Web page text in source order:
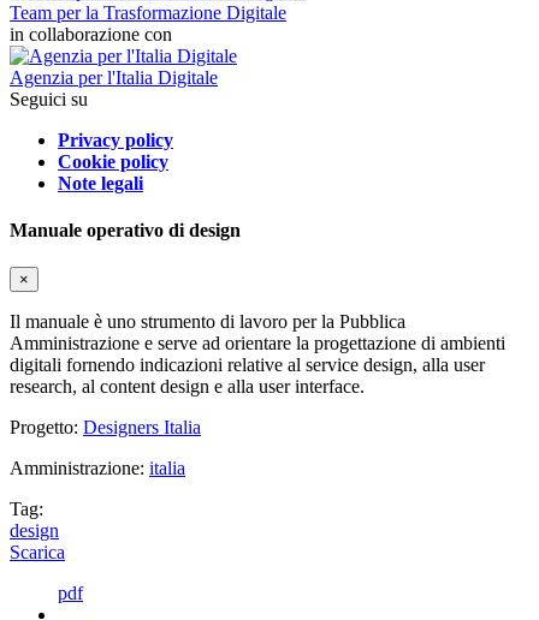
Team per la Trasformazione Digitale
in collaborazione con
Agenzia per l'Italia Digitale
Seguici su
Privacy policy
Cookie policy
Note legali
Manuale operativo di design
×
Il manuale è uno strumento di lavoro per la Pubblica
Amministrazione e serve ad orientare la progettazione di ambienti
digitali fornendo indicazioni relative al service design, alla user
research, al content design e alla user interface.
Progetto: Designers Italia
Amministrazione: italia
Tag:
design
Scarica
pdf